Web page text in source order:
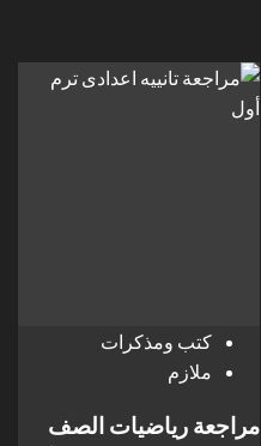
كتب ومذكرات
ملازم
مراجعة رياضيات الصف